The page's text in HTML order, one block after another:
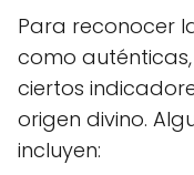
Para reconocer
como
ciertos
origen divino.
incluyen: